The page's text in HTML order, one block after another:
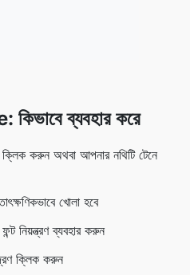
কিভাবে ব্যবহার করে
ক্লিক করুন অথবা আপনার নথিটি টেনে
খোলা হবে
নিয়ন্ত্রণ ব্যবহার করুন
ক্লিক করুন